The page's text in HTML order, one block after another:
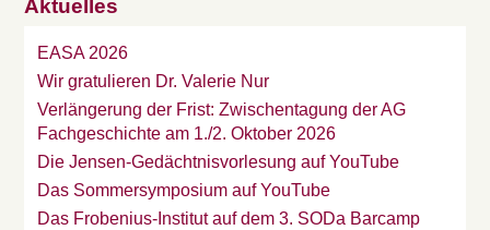
Aktuelles
EASA 2026
Wir gratulieren Dr. Valerie Nur
Verlängerung der Frist: Zwischentagung der AG
Fachgeschichte am 1./2. Oktober 2026
Die Jensen-Gedächtnisvorlesung auf YouTube
Das Sommersymposium auf YouTube
Das Frobenius-Institut auf dem 3. SODa Barcamp